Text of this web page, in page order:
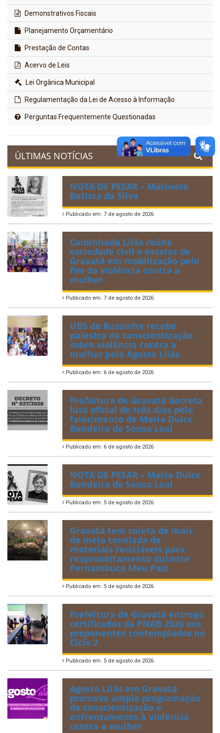
Demonstrativos Fiscais
Planejamento Orçamentário
Prestação de Contas
Acervo de Leis
Lei Orgânica Municipal
Regulamentação da Lei de Acesso à Informação
Perguntas Frequentemente Questionadas
ÚLTIMAS NOTÍCIAS
NOTA DE PESAR – Marinete
Batista da Silva
Publicado em: 7 de agosto de 2026
Caminhada Lilás reúne
sociedade civil e escolas de
Gravatá em mobilização pelo
fim da violência contra a
mulher
Publicado em: 7 de agosto de 2026
UBS de Russinha recebe
palestra de conscientização
sobre violência contra a
mulher pelo Agosto Lilás
Publicado em: 6 de agosto de 2026
Prefeitura de Gravatá decreta
luto oficial de três dias pelo
falecimento de Maria Dulce
Bandeira de Sousa Leal
Publicado em: 6 de agosto de 2026
NOTA DE PESAR – Maria Dulce
Bandeira de Sousa Leal
Publicado em: 5 de agosto de 2026
Gravatá tem coleta de mais
de meia tonelada de
materiais recicláveis para
reaproveitamento durante
Pernambuco Meu País
Publicado em: 5 de agosto de 2026
Prefeitura de Gravatá entrega
certificados da PNAB 2026 aos
proponentes contemplados no
Ciclo 2
Publicado em: 5 de agosto de 2026
Agosto Lilás em Gravatá
promove ampla programação
de conscientização e
enfrentamento à violência
contra a mulher